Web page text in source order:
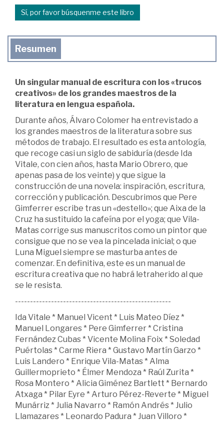
Sí, por favor búsquenme este libro
Resumen
Un singular manual de escritura con los «trucos
creativos» de los grandes maestros de la
literatura en lengua española.
Durante años, Álvaro Colomer ha entrevistado a
los grandes maestros de la literatura sobre sus
métodos de trabajo. El resultado es esta antología,
que recoge casi un siglo de sabiduría (desde Ida
Vitale, con cien años, hasta Mario Obrero, que
apenas pasa de los veinte) y que sigue la
construcción de una novela: inspiración, escritura,
corrección y publicación. Descubrimos que Pere
Gimferrer escribe tras un «destello»; que Aixa de la
Cruz ha sustituido la cafeína por el yoga; que Vila-
Matas corrige sus manuscritos como un pintor que
consigue que no se vea la pincelada inicial; o que
Luna Miguel siempre se masturba antes de
comenzar. En definitiva, este es un manual de
escritura creativa que no habrá letraherido al que
se le resista.
----------------------------------------------------
Ida Vitale * Manuel Vicent * Luis Mateo Díez *
Manuel Longares * Pere Gimferrer * Cristina
Fernández Cubas * Vicente Molina Foix * Soledad
Puértolas * Carme Riera * Gustavo Martín Garzo *
Luis Landero * Enrique Vila-Matas * Alma
Guillermoprieto * Élmer Mendoza * Raúl Zurita *
Rosa Montero * Alicia Giménez Bartlett * Bernardo
Atxaga * Pilar Eyre * Arturo Pérez-Reverte * Miguel
Munárriz * Julia Navarro * Ramón Andrés * Julio
Llamazares * Leonardo Padura * Juan Villoro *